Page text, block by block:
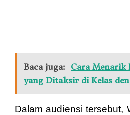
Baca juga: Cara Menarik
yang Ditaksir di Kelas
Dalam audiensi tersebut,